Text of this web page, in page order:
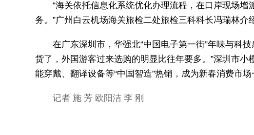
“海关依托信息化系统优化办理流程，在口岸现场
务。”广州白云机场海关旅检二处旅检三科科长冯瑞林介
在广东深圳市，华强北“中国电子第一街”年味与科
货了，外国游客过来选购的明显比往年要多。”深圳市
能穿戴、翻译设备等“中国智造”热销，成为新春消费市场
记者 施 芳 欧阳洁 李 刚